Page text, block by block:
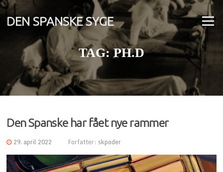
Spring
til
indhold
DEN SPANSKE SYGE Menu
TAG:PH.D
Den Spanske har fået nye rammer
29. april 2022 Forfatter: skpoder